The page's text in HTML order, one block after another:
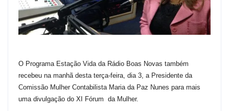
O Programa Estação Vida da Rádio Boas Novas também
recebeu na manhã desta terça-feira, dia 3, a Presidente da
Comissão Mulher Contabilista Maria da Paz Nunes para mais
uma divulgação do XI Fórum da Mulher.